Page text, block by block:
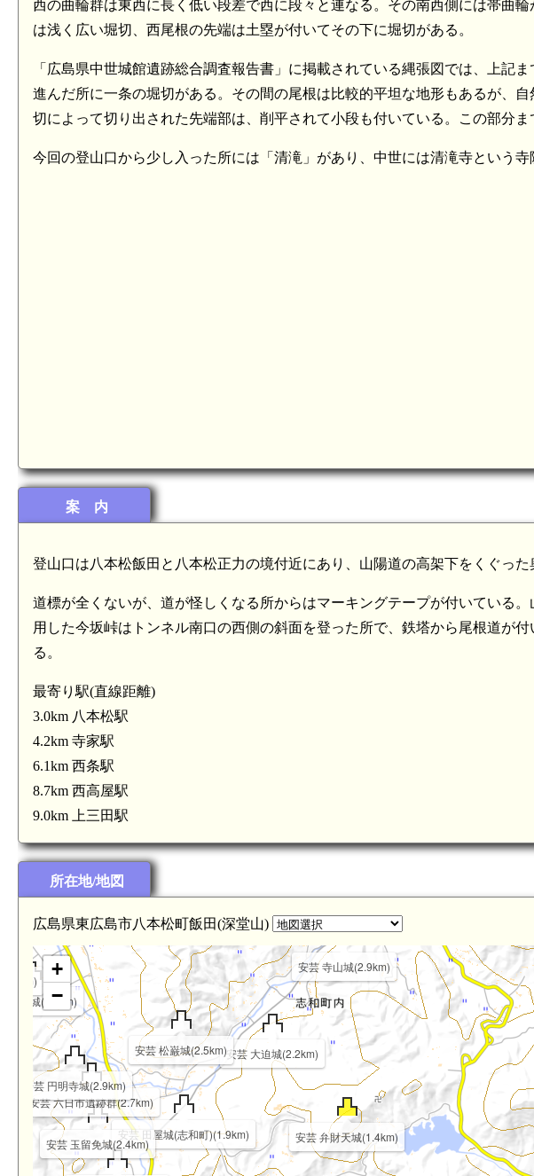
西の曲輪群は東西に長く低い段差で西に段々と連なる。その南西側には帯曲
は浅く広い堀切、西尾根の先端は土塁が付いてその下に堀切がある。
「広島県中世城館遺跡総合調査報告書」に掲載されている縄張図では、上記
進んだ所に一条の堀切がある。その間の尾根は比較的平坦な地形もあるが、
切によって切り出された先端部は、削平されて小段も付いている。この部分ま
今回の登山口から少し入った所には「清滝」があり、中世には清滝寺という寺
案 内
登山口は八本松飯田と八本松正力の境付近にあり、山陽道の高架下をくぐっ
道標が全くないが、道が怪しくなる所からはマーキングテープが付いている
用した今坂峠はトンネル南口の西側の斜面を登った所で、鉄塔から尾根道が
る。
最寄り駅(直線距離)
3.0km 八本松駅
4.2km 寺家駅
6.1km 西条駅
8.7km 西高屋駅
9.0km 上三田駅
所在地/地図
広島県東広島市八本松町飯田(深堂山)
安芸 弁財天城(1.4km)
安芸 田屋城(志和町)(1.9km)
安芸 大迫城(2.2km)
安芸 玉留免城(2.4km)
安芸 松巌城(2.5km)
安芸 六日市遺跡群(2.7km)
安芸 寺山城(2.9km)
安芸 円明寺城(2.9km)
刈屋城(3.7km)
安芸 南迫城(4.1km)
+
−